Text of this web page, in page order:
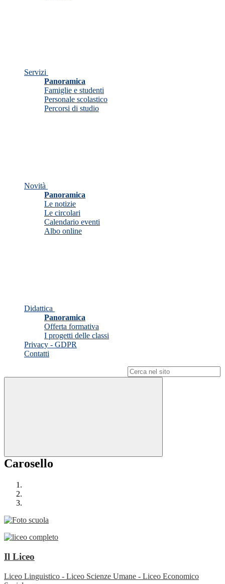
Servizi
Panoramica
Famiglie e studenti
Personale scolastico
Percorsi di studio
Novità
Panoramica
Le notizie
Le circolari
Calendario eventi
Albo online
Didattica
Panoramica
Offerta formativa
I progetti delle classi
Privacy - GDPR
Contatti
Carosello
Il Liceo
Liceo Linguistico - Liceo Scienze Umane - Liceo Economico